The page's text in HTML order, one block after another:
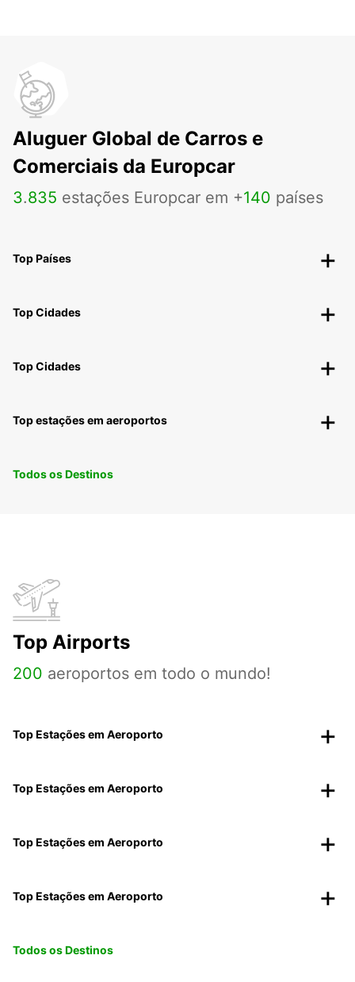
Aluguer Global de Carros e
Comerciais da Europcar
3.835 estações Europcar em +140 países
Top Países
Top Cidades
Top Cidades
Top estações em aeroportos
Todos os Destinos
Top Airports
200 aeroportos em todo o mundo!
Top Estações em Aeroporto
Top Estações em Aeroporto
Top Estações em Aeroporto
Top Estações em Aeroporto
Todos os Destinos